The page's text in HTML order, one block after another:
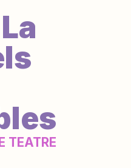
TEATRE